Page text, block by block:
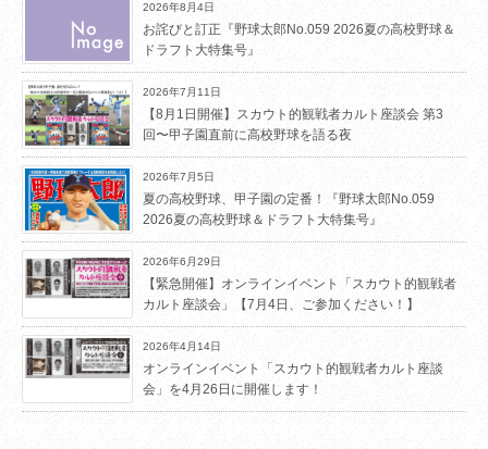
2026年8月4日
お詫びと訂正『野球太郎No.059 2026夏の高校野球＆
ドラフト大特集号』
2026年7月11日
【8月1日開催】スカウト的観戦者カルト座談会 第3
回〜甲子園直前に高校野球を語る夜
2026年7月5日
夏の高校野球、甲子園の定番！『野球太郎No.059
2026夏の高校野球＆ドラフト大特集号』
2026年6月29日
【緊急開催】オンラインイベント「スカウト的観戦者
カルト座談会」【7月4日、ご参加ください！】
2026年4月14日
オンラインイベント「スカウト的観戦者カルト座談
会」を4月26日に開催します！